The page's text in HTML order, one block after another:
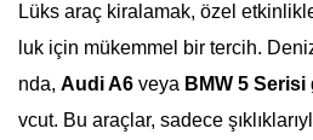
Lüks araç kiralamak, özel
luk için mükemmel bir tercih.
nda, Audi A6 veya BMW 5 Serisi
vcut. Bu araçlar, sadece